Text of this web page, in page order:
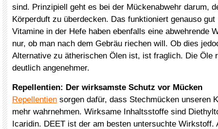
sind. Prinzipiell geht es bei der Mückenabwehr darum,
Körperduft zu überdecken. Das funktioniert genauso
Vitamine in der Hefe haben ebenfalls eine abwehrende
nur, ob man nach dem Gebräu riechen will. Ob dies
Alternative zu ätherischen Ölen ist, ist fraglich. Die Öle
deutlich angenehmer.
Repellentien: Der wirksamste Schutz vor Mücken
Repellentien sorgen dafür, dass Stechmücken unseren
mehr wahrnehmen. Wirksame Inhaltsstoffe sind
Icaridin. DEET ist der am besten untersuchte Wirkstoff.